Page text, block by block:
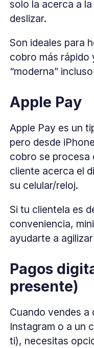
solo la acerca a
deslizar.
Son ideales para
cobro más rápido
“moderna”
Apple Pay
Apple Pay es un
pero desde
cobro se procesa
cliente acerca el
su celular/reloj.
Si tu clientela es
conveniencia,
ayudarte a
Pagos
presente)
Cuando vendes a
Instagram o a un
ti), necesitas